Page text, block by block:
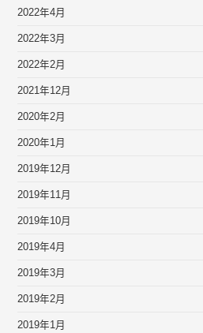
2022年4月
2022年3月
2022年2月
2021年12月
2020年2月
2020年1月
2019年12月
2019年11月
2019年10月
2019年4月
2019年3月
2019年2月
2019年1月